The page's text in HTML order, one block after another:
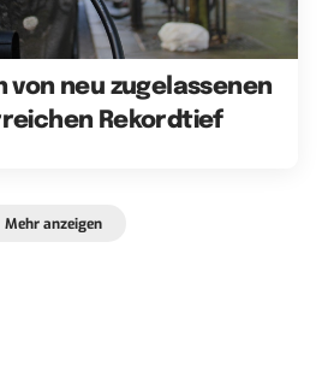
von neu zugelassenen
Rekordtief
Mehr anzeigen